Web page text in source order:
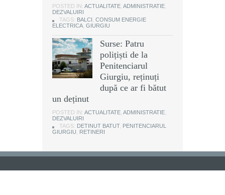
POSTED IN: ACTUALITATE ADMINISTRATIE
DEZVALUIRI
TAGS: BALCI CONSUM ENERGIE
ELECTRICA GIURGIU
Surse: Patru
polițiști de la
Penitenciarul
Giurgiu, reținuți
după ce ar fi bătut
un deținut
POSTED IN: ACTUALITATE ADMINISTRATIE
DEZVALUIRI
TAGS: DETINUT BATUT, PENITENCIARUL
GIURGIU
RETINERI